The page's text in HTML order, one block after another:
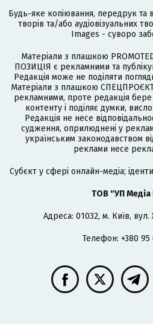
Будь-яке копіювання, передрук та
творів та/або аудіовізуальних
Images - суворо
Матеріали з плашкою
ПОЗИЦІЯ є рекламними та
Редакція може не поділяти
Матеріали з плашкою
рекламними, проте редакція бере
контенту і поділяє думки,
Редакція не несе
судження, оприлюднені у
українським законодавством
реклами несе
Cубєкт у сфері онлайн-медіа;
ТОВ "УП
Адреса: 01032, м. Київ,
Телефон: +380 95